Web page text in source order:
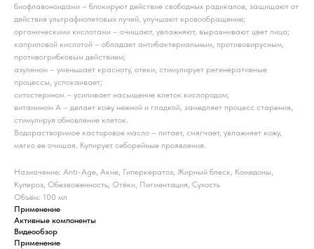
биофлавоноидами – блокируют действие свободных радикалов, защищают от
действия ультрафиолетовых лучей, улучшают кровообращение;
органическими кислотами – очищают, увлажняют, выравнивают цвет лица;
каприловой кислотой – обладает антибактериальным, противовирусным,
противогрибковым действием;
азуленом – уменьшает красноту, отеки, стимулирует регенеративные
процессы, успокаивает;
ситостерином – усиливает насыщение клеток кислородом;
витамином А – делает кожу нежной и гладкой, замедляет процесс старения,
стимулируя обновление клеток.
Водорастворимое касторовое масло – питает, смягчает, увлажняет кожу,
мягко ее очищая. Купирует себорейные проявления.
Назначение: Anti-Age, Акне, Гиперкератоз, Жирный блеск, Комедоны,
Купероз, Обезвоженность, Отёки, Пигментация, Сухость
Объём: 100 мл
Применение
Активные компоненты
Видеообзор
Применение